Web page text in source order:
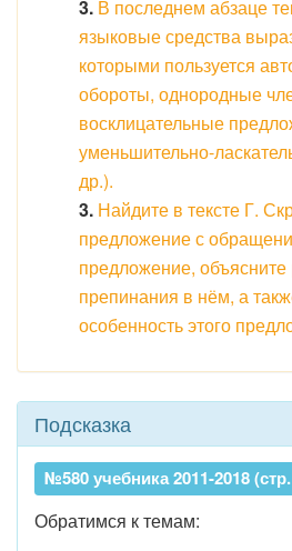
3. В последнем абзаце
языковые средства
которыми пользуется
обороты, однородные
восклицательные
уменьшительно-
др.).
3. Найдите в тексте Г.
предложение с
предложение, объясните
препинания в нём, а
особенность этого
Подсказка
№580 учебника 2011-2018
Обратимся к темам: